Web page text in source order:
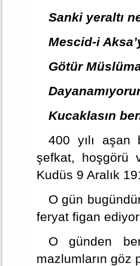
Sanki yeraltı
Mescid-i
Götür
Kucaklasın
400 yılı aşan
şefkat, hoşgörü
Kudüs 9 Aralık
O gün
feryat figan
O günden
mazlumların göz